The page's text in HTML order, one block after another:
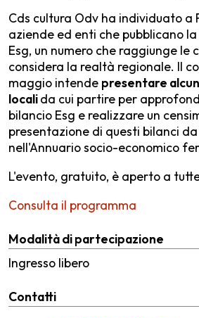
Cds cultura Odv ha individuato a
aziende ed enti che pubblicano
Esg, un numero che raggiunge le
considera la realtà regionale. Il
maggio intende presentare
localida cui partire per
bilancio Esg e realizzare un
presentazione di questi bilanci
nell'Annuario socio-economico
L'evento, gratuito, è aperto a
Consulta il programma
Modalità di partecipazione
Ingresso libero
Contatti